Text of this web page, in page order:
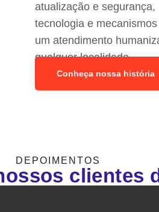
atualização e
tecnologia e
um atendimento
qualquer localidade.
Conheça nossa história
DEPOIMENTOS
clientes